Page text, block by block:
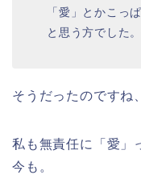
「愛」とかこっ
と思う方でした。
そうだったのですね
私も無責任に「愛」
今も。